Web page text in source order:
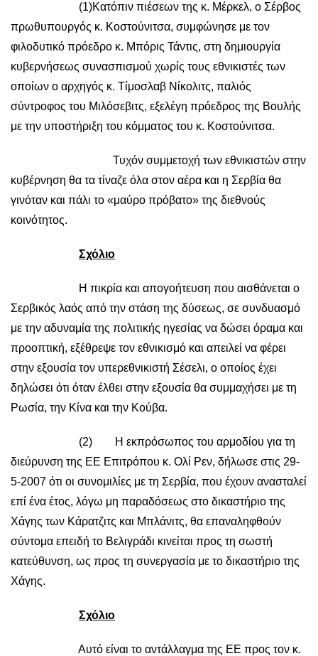
(1)Κατόπιν πιέσεων της κ. Μέρκελ, ο Σέρβος
πρωθυπουργός κ. Κοστούνιτσα, συμφώνησε με τον
φιλοδυτικό πρόεδρο κ. Μπόρις Τάντις, στη δημιουργία
κυβερνήσεως συνασπισμού χωρίς τους εθνικιστές των
οποίων ο αρχηγός κ. Τίμοσλαβ Νίκολιτς, παλιός
σύντροφος του Μιλόσεβιτς, εξελέγη πρόεδρος της Βουλής
με την υποστήριξη του κόμματος του κ. Κοστούνιτσα.
Τυχόν συμμετοχή των εθνικιστών στην
κυβέρνηση θα τα τίναζε όλα στον αέρα και η Σερβία θα
γινόταν και πάλι το «μαύρο πρόβατο» της διεθνούς
κοινότητος.
Σχόλιο
Η πικρία και απογοήτευση που αισθάνεται ο
Σερβικός λαός από την στάση της δύσεως, σε συνδυασμό
με την αδυναμία της πολιτικής ηγεσίας να δώσει όραμα και
προοπτική, εξέθρεψε τον εθνικισμό και απειλεί να φέρει
στην εξουσία τον υπερεθνικιστή Σέσελι, ο οποίος έχει
δηλώσει ότι όταν έλθει στην εξουσία θα συμμαχήσει με τη
Ρωσία, την Κίνα και την Κούβα.
(2) Η εκπρόσωπος του αρμοδίου για τη
διεύρυνση της ΕΕ Επιτρόπου κ. Ολί Ρεν, δήλωσε στις 29-
5-2007 ότι οι συνομιλίες με τη Σερβία, που έχουν ανασταλεί
επί ένα έτος, λόγω μη παραδόσεως στο δικαστήριο της
Χάγης των Κάρατζιτς και Μπλάνιτς, θα επαναληφθούν
σύντομα επειδή το Βελιγράδι κινείται προς τη σωστή
κατεύθυνση, ως προς τη συνεργασία με το δικαστήριο της
Χάγης.
Σχόλιο
Αυτό είναι το αντάλλαγμα της ΕΕ προς τον κ.